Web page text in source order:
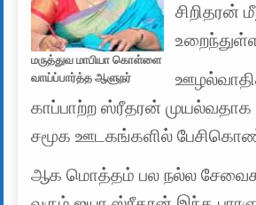
மருத்துவ மாபியா கொள்ளை
வாய்ப்பார்த்த ஆளுநர்
சிறிதரன்
காப்பாற்ற ஸ்ரீதரன்
சமூக ஊடகங்களில்
ஆக மொத்தம் பல நல்ல